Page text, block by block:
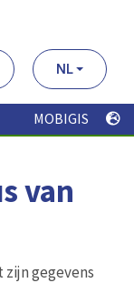
NL
MOBIGIS
van
gegevens